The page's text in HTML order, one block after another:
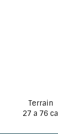
Terrain
27 a 76 ca